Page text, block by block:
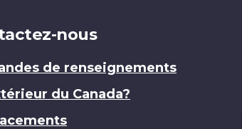
nous
de renseignements
du Canada?